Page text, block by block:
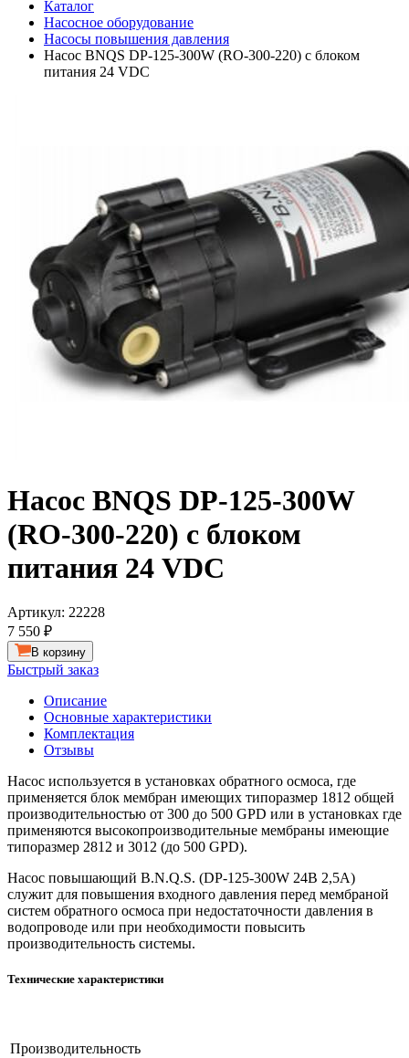
Каталог
Насосное оборудование
Насосы повышения давления
Насос BNQS DP-125-300W (RO-300-220) с блоком
питания 24 VDC
Насос BNQS DP-125-300W
(RO-300-220) с блоком
питания 24 VDC
Артикул: 22228
7 550 ₽
В корзину
Быстрый заказ
Описание
Основные характеристики
Комплектация
Отзывы
Насос используется в установках обратного осмоса, где
применяется блок мембран имеющих типоразмер 1812 общей
производительностью от 300 до 500 GPD или в установках где
применяются высокопроизводительные мембраны имеющие
типоразмер 2812 и 3012 (до 500 GPD).
Насос повышающий B.N.Q.S. (DP-125-300W 24В 2,5А)
служит для повышения входного давления перед мембраной
систем обратного осмоса при недостаточности давления в
водопроводе или при необходимости повысить
производительность системы.
Технические характеристики
Производительность